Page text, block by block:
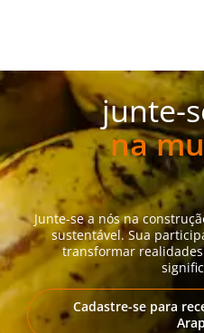
junte-
na
Junte-se a nós na
sustentável. Sua
transformar
Cadastre-se para